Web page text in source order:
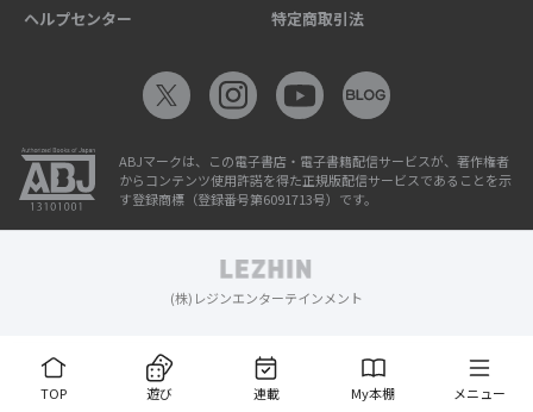
TOP 遊び 連載 My本棚 メニュー
ヘルプセンター 特定商取引法
ABJマークは、この電子書店・電子書籍配信サービスが、著作権者
からコンテンツ使用許諾を得た正規版配信サービスであることを示
す登録商標（登録番号第6091713号）です。
(株)レジンエンターテインメント